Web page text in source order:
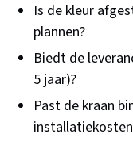
Is de kleur
plannen?
Biedt de
5 jaar)?
Past de kraan